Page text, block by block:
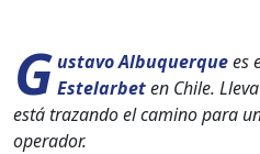
Gus­ta­vo Albu­querquees
Este­lar­beten Chile.
está trazan­do el camino para
oper­ador.